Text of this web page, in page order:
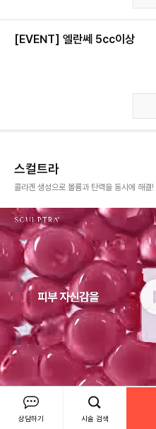
상담하기 시술 검색
[EVENT] 엘란쎄 5cc이상
스컬트라
콜라겐 생성으로 볼륨과 탄력을 동시에 해결!
🎁 기간 : 26. 07. 31 ~ 26. 10. 31